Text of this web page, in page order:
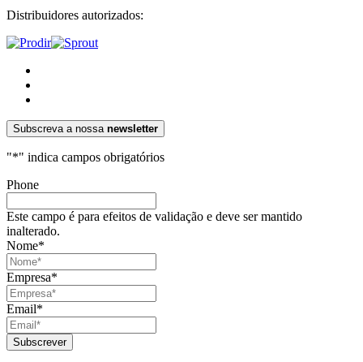
Distribuidores autorizados:
Subscreva a nossa newsletter
"*" indica campos obrigatórios
Phone
Este campo é para efeitos de validação e deve ser mantido
inalterado.
Nome*
Empresa*
Email*